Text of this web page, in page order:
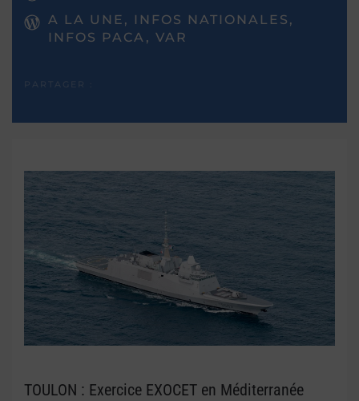
A LA UNE, INFOS NATIONALES,
INFOS PACA, VAR
TOULON : Exercice EXOCET en Méditerranée